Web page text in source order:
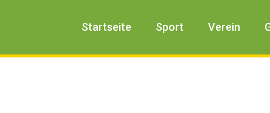
Startseite Sport Verein